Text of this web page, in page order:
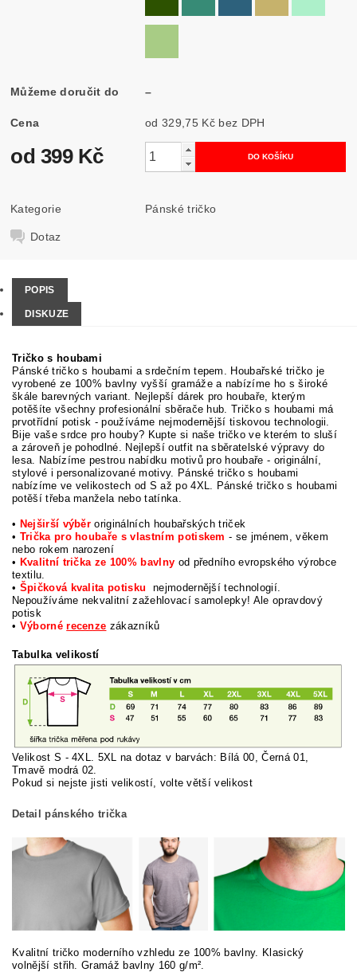
Můžeme doručit do –
Cena od 329,75 Kč bez DPH
od 399 Kč
Kategorie Pánské tričko
Dotaz
POPIS
DISKUZE
Tričko s houbami
Pánské tričko s houbami a srdečním tepem. Houbařské tričko je
vyrobené ze 100% bavlny vyšší gramáže a nabízíme ho s široké
škále barevných variant. Nejlepší dárek pro houbaře, kterým
potěšíte všechny profesionální sběrače hub. Tričko s houbami má
prvotřídní potisk - používáme nejmodernější tiskovou technologii.
Bije vaše srdce pro houby? Kupte si naše tričko ve kterém to sluší
a zároveň je pohodlné. Nejlepší outfit na sběratelské výpravy do
lesa. Nabízíme pestrou nabídku motivů pro houbaře - originální,
stylové i personalizované motivy. Pánské tričko s houbami
nabízíme ve velikostech od S až po 4XL. Pánské tričko s houbami
potěší třeba manžela nebo tatínka.
• Nejširší výběr originálních houbařských triček
• Trička pro houbaře s vlastním potiskem- se jménem, věkem
nebo rokem narození
• Kvalitní trička ze 100% bavlny od předního evropského výrobce
textilu.
• Špičková kvalita potisku
nejmodernější technologií.
Nepoužíváme nekvalitní zažehlovací samolepky! Ale opravdový
potisk
• Výbornérecenze zákazníků
Tabulka velikostí
Velikost S - 4XL. 5XL na dotaz v barvách: Bílá 00, Černá 01,
Tmavě modrá 02.
Pokud si nejste jisti velikostí, volte větší velikost
Detail pánského trička
Kvalitní tričko moderního vzhledu ze 100% bavlny. Klasický
volnější střih. Gramáž bavlny 160 g/m².